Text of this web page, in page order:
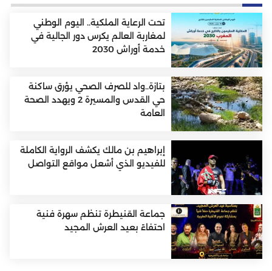
تحت الرعاية الملكية.. اليوم الوطني
لمغاربة العالم يكرس دور الجالية في
خدمة أوراش 2030
بتازة..واد للصرف الصحي يؤرق ساكنة
حي القدس والمسيرة 2 ويهدد الصحة
العامة
إبراهيم بن مالك يكشف الرواية الكاملة
للفيديو الذي أشعل مواقع التواصل
جماعة القنيطرة تنظم سهرة فنية
احتفاءً بعيد العرش المجيد